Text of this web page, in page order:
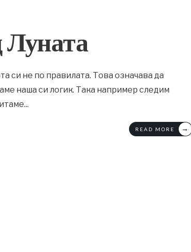
си не по правилата. Това означава да
наша си логик. Така например следим
...
READ MORE →